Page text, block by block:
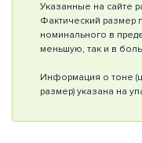
Указанные на сайте
Фактический размер
номинального в
меньшую, так и в
Информация о тоне
размер) указана на